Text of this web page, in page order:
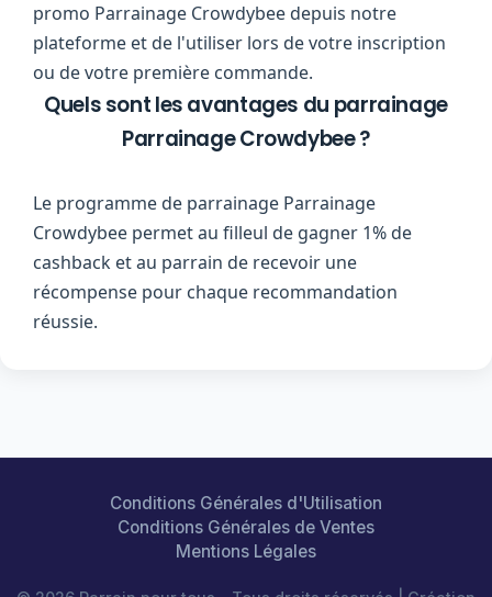
promo Parrainage Crowdybee depuis notre
plateforme et de l'utiliser lors de votre inscription
ou de votre première commande.
Quels sont les avantages du parrainage
Parrainage Crowdybee ?
Le programme de parrainage Parrainage
Crowdybee permet au filleul de gagner 1% de
cashback et au parrain de recevoir une
récompense pour chaque recommandation
réussie.
Conditions Générales d'Utilisation
Conditions Générales de Ventes
Mentions Légales